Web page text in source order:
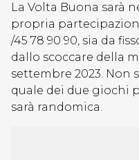
La Volta Buona sarà
propria
/45 78 90 90, sia da
dallo scoccare della
settembre 2023. Non
quale dei due giochi
sarà randomica.